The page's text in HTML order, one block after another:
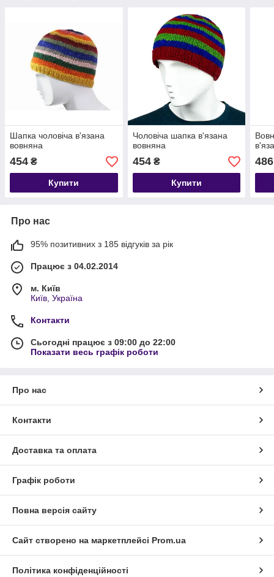
Шапка чоловіча в'язана
вовняна
454 ₴
Купити
Чоловіча шапка в'язана
вовняна
454₴
Купити
486
Про нас
95% позитивних з 185 відгуків за рік
Працює з 04.02.2014
м. Київ
Київ, Україна
Контакти
Сьогодні працює з 09:00 до 22:00
Показати весь графік роботи
Про нас
Контакти
Доставка та оплата
Графік роботи
Повна версія сайту
Сайт створено на маркетплейсі Prom.ua
Політика конфіденційності